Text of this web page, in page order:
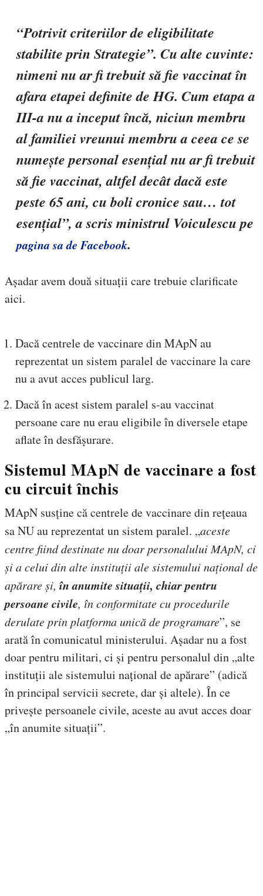
“Potrivit criteriilor de eligibilitate
stabilite prin Strategie”. Cu alte cuvinte:
nimeni nu ar fi trebuit să fie vaccinat în
afara etapei definite de HG. Cum etapa a
III-a nu a inceput încă, niciun membru
al familiei vreunui membru a ceea ce se
numește personal esențial nu ar fi trebuit
să fie vaccinat, altfel decât dacă este
peste 65 ani, cu boli cronice sau… tot
esențial”, a scris ministrul Voiculescu pe
pagina sa de Facebook.
Așadar avem două situații care trebuie clarificate
aici.
Dacă centrele de vaccinare din MApN au
reprezentat un sistem paralel de vaccinare la care
nu a avut acces publicul larg.
Dacă în acest sistem paralel s-au vaccinat
persoane care nu erau eligibile în diversele etape
aflate în desfășurare.
Sistemul MApN de vaccinare a fost
cu circuit închis
MApN susține că centrele de vaccinare din rețeaua
sa NU au reprezentat un sistem paralel. „aceste
centre fiind destinate nu doar personalului MApN, ci
și a celui din alte instituții ale sistemului național de
apărare și, în anumite situații, chiar pentru
persoane civile, în conformitate cu procedurile
derulate prin platforma unică de programare”, se
arată în comunicatul ministerului. Așadar nu a fost
doar pentru militari, ci și pentru personalul din „alte
instituții ale sistemului național de apărare” (adică
în principal servicii secrete, dar și altele). În ce
privește persoanele civile, aceste au avut acces doar
„în anumite situații”.